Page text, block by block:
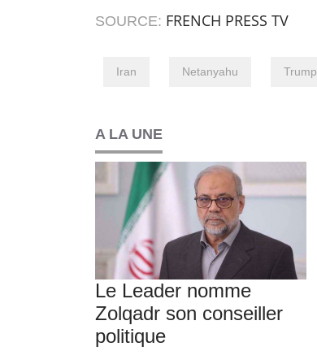
SOURCE: FRENCH PRESS TV
Iran Netanyahu Trump
A LA UNE
Le Leader nomme
Zolqadr son conseiller
politique